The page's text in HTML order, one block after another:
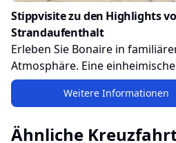
Stippvisite zu den Highlights
Strandaufenthalt
Erleben Sie Bonaire in
Atmosphäre. Eine einheimische
zeigt Ihnen während einer
Highlights der Insel. Der ideale
Weitere Informationen
Ähnliche